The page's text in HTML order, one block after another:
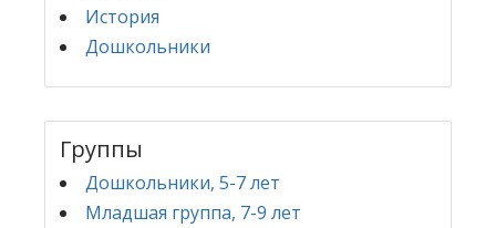
История
Дошкольники
Группы
Дошкольники, 5-7 лет
Младшая группа, 7-9 лет